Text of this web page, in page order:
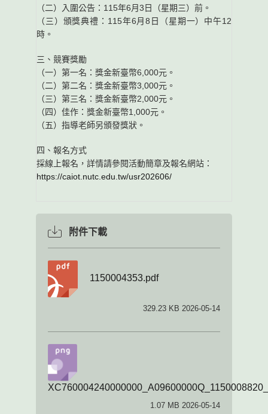
（二）入圍公告：115年6月3日（星期三）前。
（三）頒獎典禮：115年6月8日（星期一）中午12
時。
三、競賽獎勵
（一）第一名：獎金新臺幣6,000元。
（二）第二名：獎金新臺幣3,000元。
（三）第三名：獎金新臺幣2,000元。
（四）佳作：獎金新臺幣1,000元。
（五）指導老師另頒發獎狀。
四、報名方式
採線上報名，詳情請參閱活動簡章及報名網站：
https://caiot.nutc.edu.tw/usr202606/
附件下載
1150004353.pdf
329.23 KB 2026-05-14
1.07 MB 2026-05-14